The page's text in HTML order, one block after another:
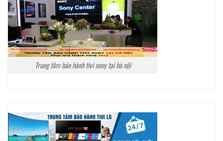
Trung tâm bảo hành tivi sony tại hà nội